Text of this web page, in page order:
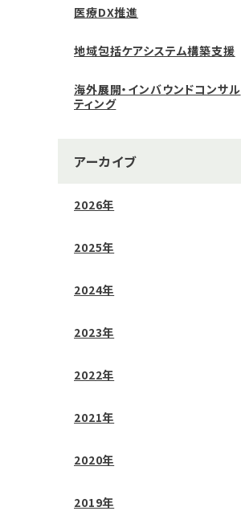
医療DX推進
地域包括ケアシステム構築支援
海外展開・インバウンドコンサル
ティング
アーカイブ
2026年
2025年
2024年
2023年
2022年
2021年
2020年
2019年